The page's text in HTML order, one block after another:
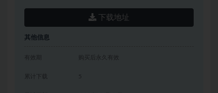
下载地址
其他信息
有效期 购买后永久有效
累计下载 5